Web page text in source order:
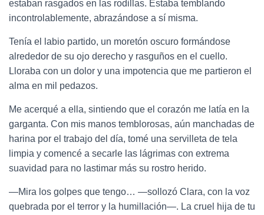
estaban rasgados en las rodillas. Estaba temblando
incontrolablemente, abrazándose a sí misma.
Tenía el labio partido, un moretón oscuro formándose
alrededor de su ojo derecho y rasguños en el cuello.
Lloraba con un dolor y una impotencia que me partieron el
alma en mil pedazos.
Me acerqué a ella, sintiendo que el corazón me latía en la
garganta. Con mis manos temblorosas, aún manchadas de
harina por el trabajo del día, tomé una servilleta de tela
limpia y comencé a secarle las lágrimas con extrema
suavidad para no lastimar más su rostro herido.
—Mira los golpes que tengo… —sollozó Clara, con la voz
quebrada por el terror y la humillación—. La cruel hija de tu